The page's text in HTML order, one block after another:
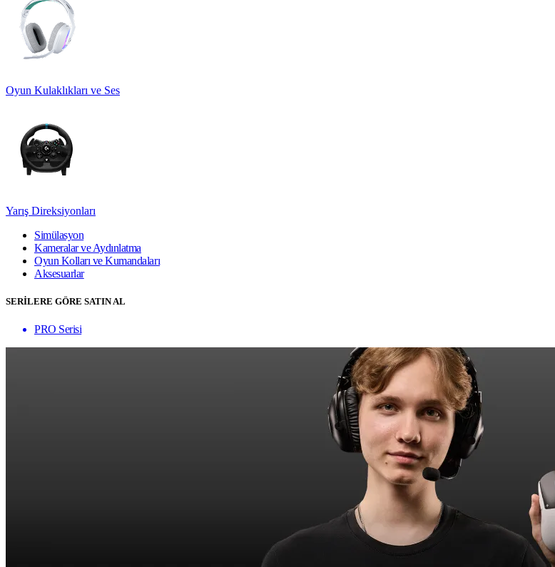
Oyun Kulaklıkları ve Ses
Yarış Direksiyonları
Simülasyon
Kameralar ve Aydınlatma
Oyun Kolları ve Kumandaları
Aksesuarlar
SERİLERE GÖRE SATIN AL
PRO Serisi